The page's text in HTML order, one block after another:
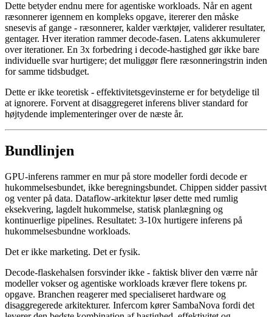
Dette betyder endnu mere for agentiske workloads. Når en agent
ræsonnerer igennem en kompleks opgave, itererer den måske
snesevis af gange - ræsonnerer, kalder værktøjer, validerer resultater,
gentager. Hver iteration rammer decode-fasen. Latens akkumulerer
over iterationer. En 3x forbedring i decode-hastighed gør ikke bare
individuelle svar hurtigere; det muliggør flere ræsonneringstrin inden
for samme tidsbudget.
Dette er ikke teoretisk - effektivitetsgevinsterne er for betydelige til
at ignorere. Forvent at disaggregeret inferens bliver standard for
højtydende implementeringer over de næste år.
Bundlinjen
GPU-inferens rammer en mur på store modeller fordi decode er
hukommelsesbundet, ikke beregningsbundet. Chippen sidder passivt
og venter på data. Dataflow-arkitektur løser dette med rumlig
eksekvering, lagdelt hukommelse, statisk planlægning og
kontinuerlige pipelines. Resultatet: 3-10x hurtigere inferens på
hukommelsesbundne workloads.
Det er ikke marketing. Det er fysik.
Decode-flaskehalsen forsvinder ikke - faktisk bliver den værre når
modeller vokser og agentiske workloads kræver flere tokens pr.
opgave. Branchen reagerer med specialiseret hardware og
disaggregerede arkitekturer. Infercom kører SambaNova fordi det